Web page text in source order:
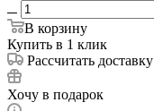
В корзину
Купить в 1 клик
Рассчитать доставку
Хочу в подарок